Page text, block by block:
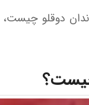
دوقلو